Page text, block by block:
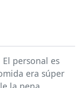
personal es
era súper